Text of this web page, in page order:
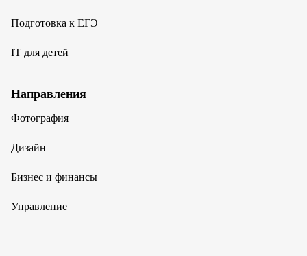
Подготовка к ЕГЭ
IT для детей
Направления
Фотография
Дизайн
Бизнес и финансы
Управление